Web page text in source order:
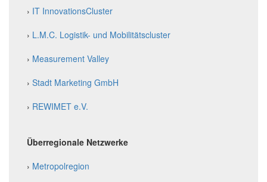
› IT InnovationsCluster
› L.M.C. Logistik- und Mobilitätscluster
› Measurement Valley
› Stadt Marketing GmbH
› REWIMET e.V.
Überregionale Netzwerke
› Metropolregion